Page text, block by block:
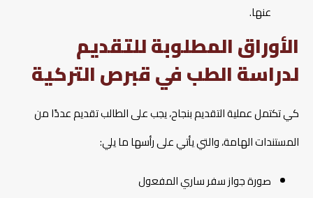
عنها.
الأوراق المطلوبة للتقديم
لدراسة الطب في قبرص التركية
كي تكتمل عملية التقديم بنجاح، يجب على الطالب تقديم عددًا من
المستندات الهامة، والتي يأتي على رأسها ما يلي:
صورة جواز سفر ساري المفعول